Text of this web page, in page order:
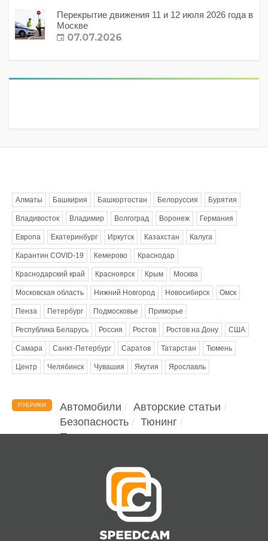
Перекрытие движения 11 и 12 июля 2026 года в
Москве
07.07.2026
Алматы Башкирия Башкортостан Белоруссия Бурятия
Владивосток Владимир Волгоград Воронеж Германия
Европа Екатеринбург Иркутск Казахстан Калуга
Карантин COVID-19 Кемерово Краснодар
Краснодарский край Красноярск Крым Москва
Московская область Нижний Новгород Новосибирск Омск
Пенза Петербург Подмосковье Приморье
Республика Беларусь Россия Ростов Ростов на Дону США
Самара Санкт-Петербург Саратов Татарстан Тюмень
Центр Челябинск Чувашия Якутия Ярославль
РУБРИКИ Автомобили
Авторские статьи
Безопасность
Тюнинг
Помощь водителю